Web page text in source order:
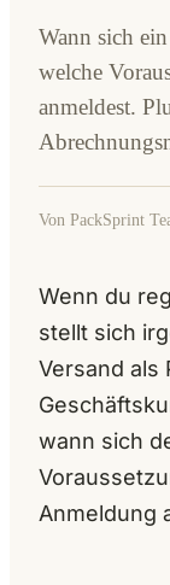
Wann sich
welche
anmeldest.
Von PackSprint
Wenn du
stellt sich
Versand als
wann sich
Anmeldung